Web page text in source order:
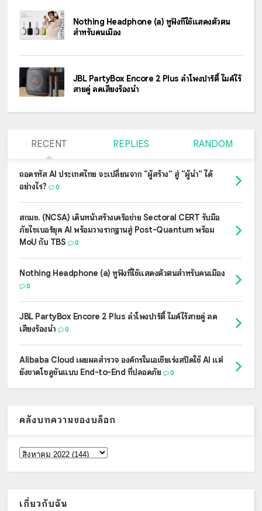
Nothing Headphone (a) หูฟังที่ใช้แสดงตัวตน
สำหรับคนเมือง
JBL PartyBox Encore 2 Plus ลำโพงปาร์ตี้ ไมค์ไร้
สายคู่ ลดเสียงร้องนำ
RECENT REPLIES RANDOM
ถอดรหัส AI ประเทศไทย จะเปลี่ยนจาก "ผู้สร้าง" สู่ "ผู้นำ" ได้
อย่างไร?
0
สกมช. (NCSA) เดินหน้าสร้างเครือข่าย Sectoral CERT รับมือ
ภัยไซเบอร์ยุค AI พร้อมวางรากฐานสู่ Post-Quantum พร้อม
MoU กับ TBS
0
Nothing Headphone (a) หูฟังที่ใช้แสดงตัวตนสำหรับคนเมือง
0
JBL PartyBox Encore 2 Plus ลำโพงปาร์ตี้ ไมค์ไร้สายคู่ ลด
เสียงร้องนำ
0
Alibaba Cloud เผยผลสำรวจ องค์กรในเอเชียเร่งสปีดใช้ AI แต่
ยังขาดโซลูชันแบบ End-to-End ที่ปลอดภัย
0
คลังบทความของบล็อก
เกี่ยวกับฉัน